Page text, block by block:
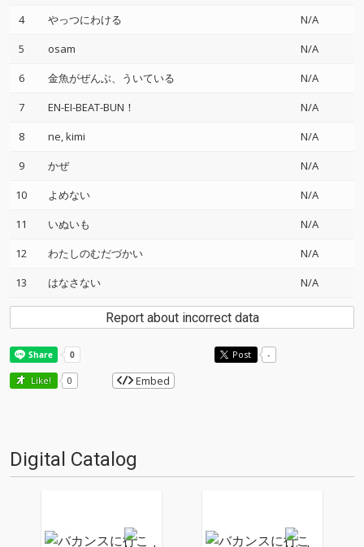
4
やっつにわける
N/A
5
osam
N/A
6
金魚がぜんぶ、ういている
N/A
7
EN-EI-BEAT-BUN！
N/A
8
ne, kimi
N/A
9
かぜ
N/A
10
よめない
N/A
11
いぬいも
N/A
12
わたしのむだづかい
N/A
13
はなさない N/A
Report about incorrect data
Post -
Like! 0 Embed
Digital Catalog